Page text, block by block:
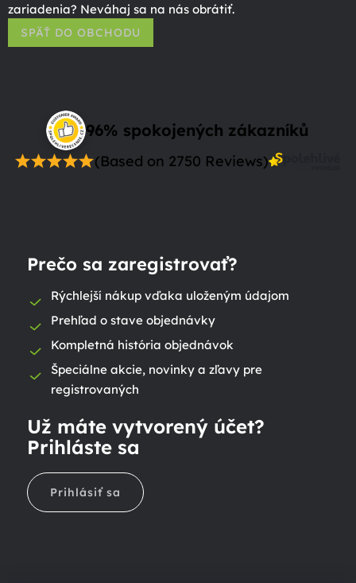
zariadenia? Neváhaj sa na nás obrátiť.
SPÄŤ DO OBCHODU
96% spokojených zákazníků
(Based on 2750 Reviews)
Prečo sa zaregistrovať?
Rýchlejší nákup vďaka uloženým údajom
Prehľad o stave objednávky
Kompletná história objednávok
Špeciálne akcie, novinky a zľavy pre
registrovaných
Už máte vytvorený účet?
Prihláste sa
Prihlásiť sa